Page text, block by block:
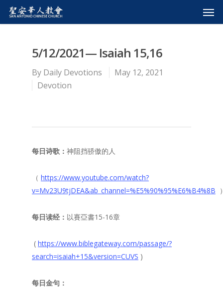
5/12/2021— Isaiah 15,16
By Daily Devotions
May 12, 2021
Devotion
每日诗歌： 神阻挡骄傲的人
（ https://www.youtube.com/watch?
v=Mv23U9tjDEA&ab_channel=%E5%90%95%E6%B4%8B
每日读经： 以賽亞書15-16章
( https://www.biblegateway.com/passage/?
search=isaiah+15&version=CUVS )
每日金句：